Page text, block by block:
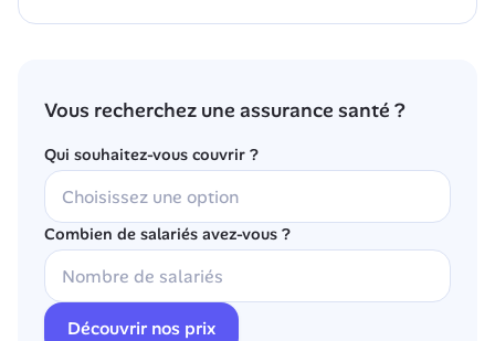
Vous recherchez une assurance santé ?
Qui souhaitez-vous couvrir ?
Combien de salariés avez-vous ?
Découvrir nos prix